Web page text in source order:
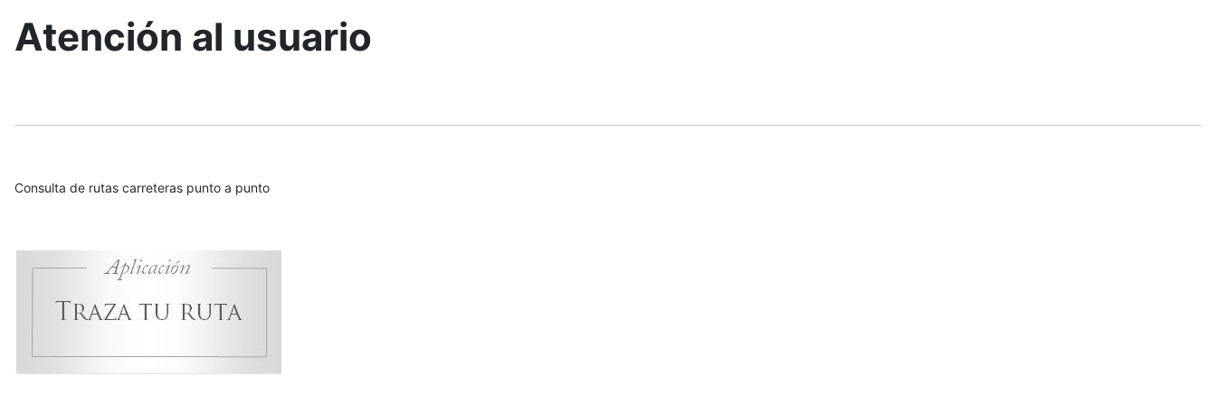
Atención al usuario
Consulta de rutas carreteras punto a punto